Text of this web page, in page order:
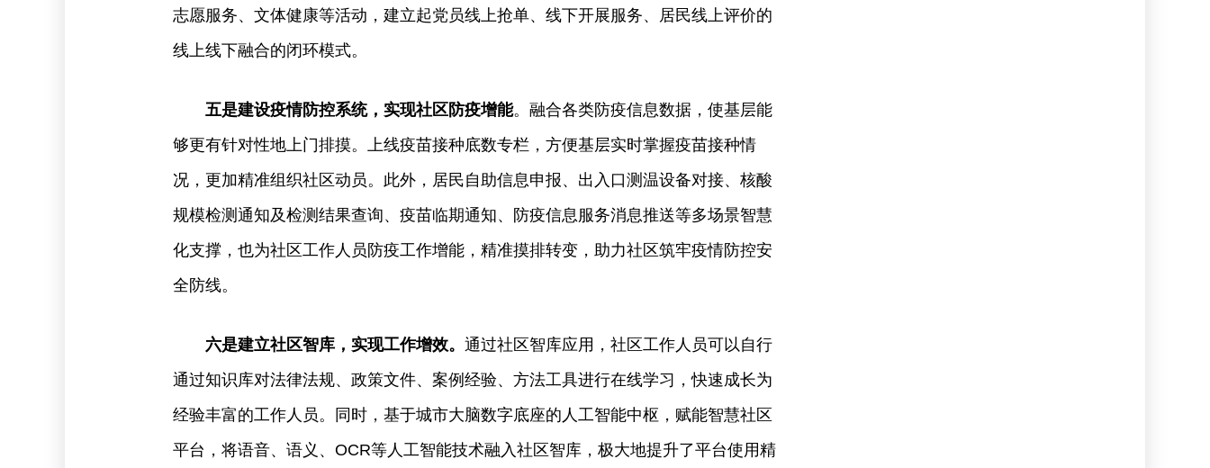
志愿服务、文体健康等活动，建立起党员线上抢单、线下开展服务、居民线上评价的
线上线下融合的闭环模式。
五是建设疫情防控系统，实现社区防疫增能。融合各类防疫信息数据，使基层能
够更有针对性地上门排摸。上线疫苗接种底数专栏，方便基层实时掌握疫苗接种情
况，更加精准组织社区动员。此外，居民自助信息申报、出入口测温设备对接、核酸
规模检测通知及检测结果查询、疫苗临期通知、防疫信息服务消息推送等多场景智慧
化支撑，也为社区工作人员防疫工作增能，精准摸排转变，助力社区筑牢疫情防控安
全防线。
六是建立社区智库，实现工作增效。 通过社区智库应用，社区工作人员可以自行
通过知识库对法律法规、政策文件、案例经验、方法工具进行在线学习，快速成长为
经验丰富的工作人员。同时，基于城市大脑数字底座的人工智能中枢，赋能智慧社区
平台，将语音、语义、OCR等人工智能技术融入社区智库，极大地提升了平台使用精